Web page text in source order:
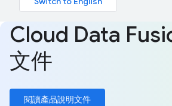
Cloud Data
文件
閱讀產品說明文件